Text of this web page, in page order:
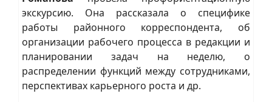
экскурсию. Она рассказала о специфике
работы районного корреспондента, об
организации рабочего процесса в редакции и
планировании задач на неделю, о
распределении функций между сотрудниками,
перспективах карьерного роста и др.